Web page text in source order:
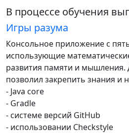
В процессе обучения
Игры разума
Консольное приложение с
использующие
развития памяти и мышления.
позволил закрепить знания и
- Java core
- Gradle
- системе версий GitHub
- использовании Checkstyle